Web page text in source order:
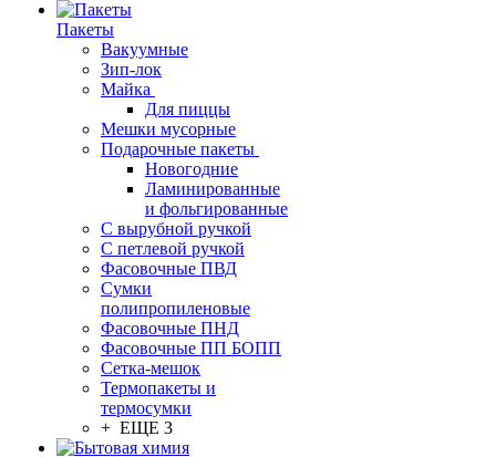
Пакеты
Вакуумные
Зип-лок
Майка
Для пиццы
Мешки мусорные
Подарочные пакеты
Новогодние
Ламинированные
и фольгированные
С вырубной ручкой
С петлевой ручкой
Фасовочные ПВД
Сумки
полипропиленовые
Фасовочные ПНД
Фасовочные ПП БОПП
Сетка-мешок
Термопакеты и
термосумки
+ ЕЩЕ 3